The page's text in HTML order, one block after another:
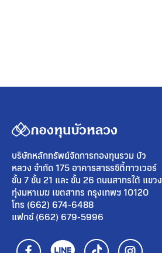
บริษัทหลักทรัพย์จัดการกองทุนรวม บัว
หลวง จำกัด 175 อาคารสาธรซิตี้ทาวเวอร์
ชั้น 7 ชั้น 21 และ ชั้น 26 ถนนสาทรใต้ แขวง
ทุ่งมหาเมฆ เขตสาทร กรุงเทพฯ 10120
โทร (662) 674-6488
แฟกซ์ (662) 679-5996